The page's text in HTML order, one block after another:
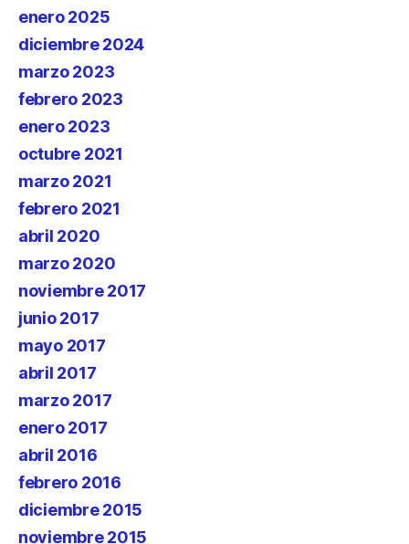
enero 2025
diciembre 2024
marzo 2023
febrero 2023
enero 2023
octubre 2021
marzo 2021
febrero 2021
abril 2020
marzo 2020
noviembre 2017
junio 2017
mayo 2017
abril 2017
marzo 2017
enero 2017
abril 2016
febrero 2016
diciembre 2015
noviembre 2015